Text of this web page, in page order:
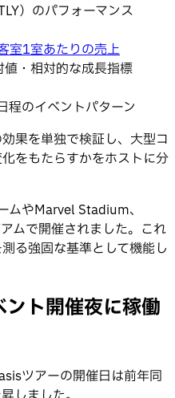
）のパフォーマンス
室1室あたりの売上
値・相対的な成長指標
程のイベントパターン
果を単独で検証し、大型コ
をもたらすかをホストに分
ムやMarvel Stadium、
ムで開催されました。これ
る強固な基準として機能し
ト開催夜に稼働
ツアーの開催日は前年同